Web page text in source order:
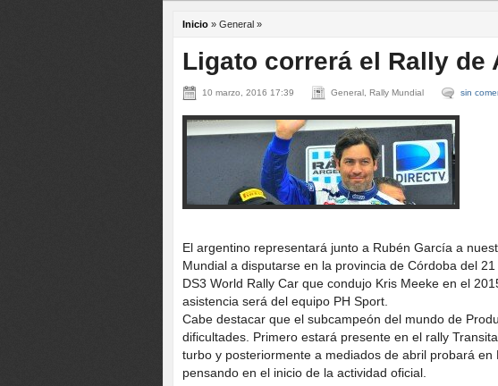
Inicio » General »
Ligato correrá el Rally de
10 marzo, 2016 17:39 General, Rally Mundial sin
El argentino representará junto a Rubén García a
Mundial a disputarse en la provincia de Córdoba del
DS3 World Rally Car que condujo Kris Meeke en el
asistencia será del equipo PH Sport.
Cabe destacar que el subcampeón del mundo de
dificultades. Primero estará presente en el rally
turbo y posteriormente a mediados de abril probará
pensando en el inicio de la actividad oficial.